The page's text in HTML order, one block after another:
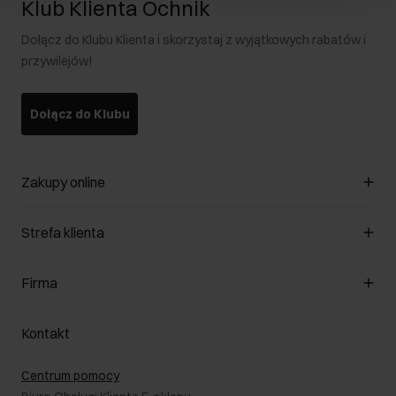
Klub Klienta Ochnik
Dołącz do Klubu Klienta i skorzystaj z wyjątkowych rabatów i
przywilejów!
Dołącz do Klubu
Zakupy online
Zarządzaj cookies
Formy płatności
Jak dokonać zwrotu?
Strefa klienta
Klub Klienta
Zwróć produkty
W podróży
Firma
O nas
Salony
B2B - Sprzedaż dla firm
Kontakt
Centrum pomocy